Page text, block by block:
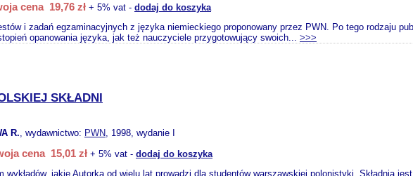
cena 19,76 zł + 5% vat - dodaj do koszyka
i zadań egzaminacyjnych z języka niemieckiego proponowany przez PWN. Po tego rodzaju
opanowania języka, jak też nauczyciele przygotowujący swoich... >>>
SKŁADNI
R., wydawnictwo: PWN, 1998, wydanie I
cena 15,01 zł + 5% vat - dodaj do koszyka
wykładów, jakie Autorka od wielu lat prowadzi dla studentów warszawskiej polonistyki. Składnia